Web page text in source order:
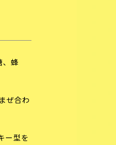
、蜂
ぜ合わ
ー型を